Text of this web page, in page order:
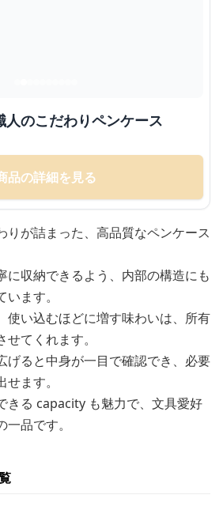
人のこだわりペンケース
品の詳細を見る
りが詰まった、高品質なペンケース
に収納できるよう、内部の構造にも
ます。
使い込むほどに増す味わいは、所有
てくれます。
げると中身が一目で確認でき、必要
ます。
きる capacity も魅力で、文具愛好
品です。